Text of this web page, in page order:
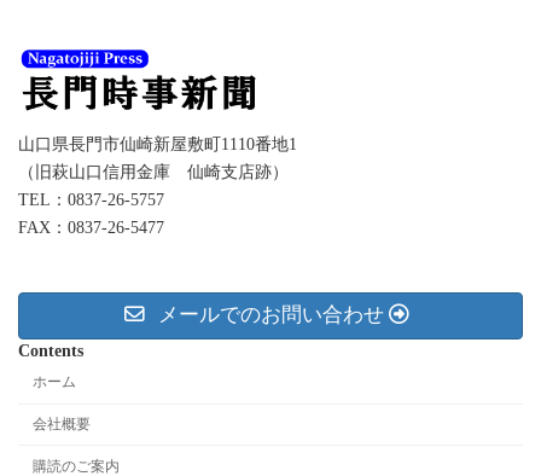
山口県長門市仙崎新屋敷町1110番地1
（旧萩山口信用金庫 仙崎支店跡）
TEL：0837-26-5757
FAX：0837-26-5477
メールでのお問い合わせ
Contents
ホーム
会社概要
購読のご案内